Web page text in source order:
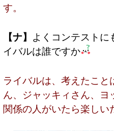
す。
【ナ】 よくコンテストに
イバルは誰ですか
ライバルは、考えたこ
ん、ジャッキィさん、
関係の人がいたら楽しい